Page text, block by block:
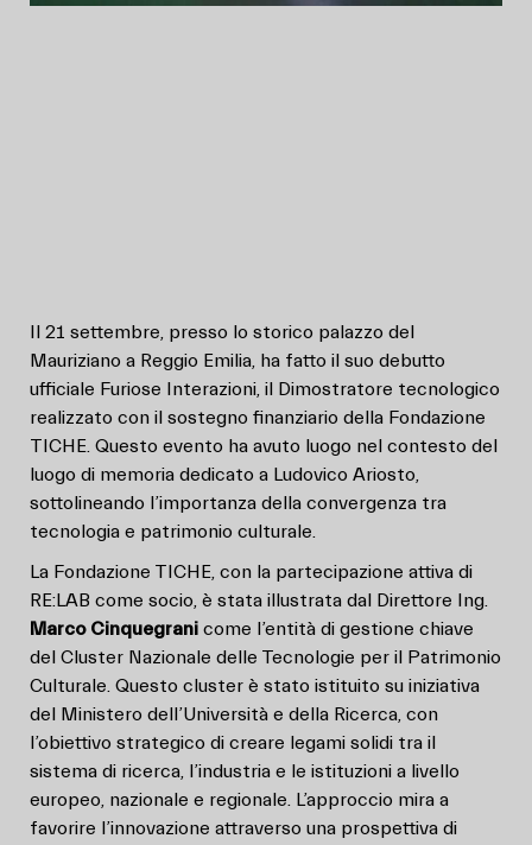
Il 21 settembre, presso lo storico palazzo del
Mauriziano a Reggio Emilia, ha fatto il suo debutto
ufficiale Furiose Interazioni, il Dimostratore tecnologico
realizzato con il sostegno finanziario della Fondazione
TICHE. Questo evento ha avuto luogo nel contesto del
luogo di memoria dedicato a Ludovico Ariosto,
sottolineando l’importanza della convergenza tra
tecnologia e patrimonio culturale.
La Fondazione TICHE, con la partecipazione attiva di
RE:LAB come socio, è stata illustrata dal Direttore Ing.
Marco Cinquegrani come l’entità di gestione chiave
del Cluster Nazionale delle Tecnologie per il Patrimonio
Culturale. Questo cluster è stato istituito su iniziativa
del Ministero dell’Università e della Ricerca, con
l’obiettivo strategico di creare legami solidi tra il
sistema di ricerca, l’industria e le istituzioni a livello
europeo, nazionale e regionale. L’approccio mira a
favorire l’innovazione attraverso una prospettiva di